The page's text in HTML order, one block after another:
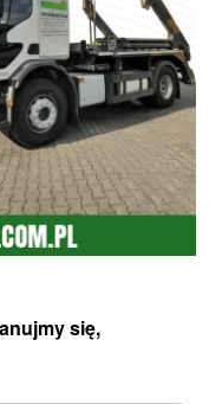
się,